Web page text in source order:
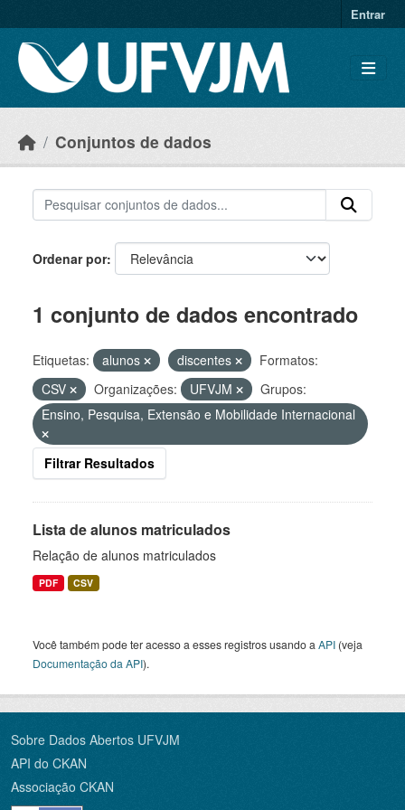
Entrar
Conjuntos de dados
Ordenar por
1 conjunto de dados encontrado
Etiquetas: alunos discentes
Formatos:
CSV
Organizações: UFVJM
Grupos:
Ensino, Pesquisa, Extensão e Mobilidade Internacional
Filtrar Resultados
Lista de alunos matriculados
Relação de alunos matriculados
PDF CSV
Você também pode ter acesso a esses registros usando a API (veja
Documentação da API).
Sobre Dados Abertos UFVJM
API do CKAN
Associação CKAN